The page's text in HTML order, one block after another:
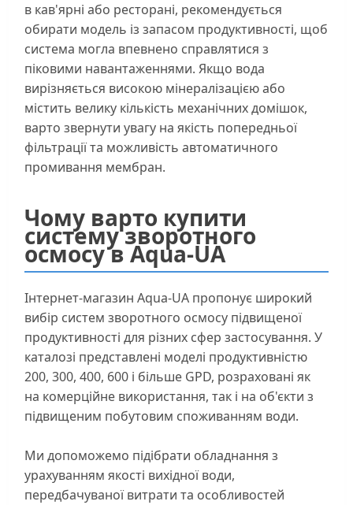
в кав'ярні або ресторані, рекомендується
обирати модель із запасом продуктивності, щоб
система могла впевнено справлятися з
піковими навантаженнями. Якщо вода
вирізняється високою мінералізацією або
містить велику кількість механічних домішок,
варто звернути увагу на якість попередньої
фільтрації та можливість автоматичного
промивання мембран.
Чому варто купити
систему зворотного
осмосу в Aqua-UA
Інтернет-магазин Aqua-UA пропонує широкий
вибір систем зворотного осмосу підвищеної
продуктивності для різних сфер застосування. У
каталозі представлені моделі продуктивністю
200, 300, 400, 600 і більше GPD, розраховані як
на комерційне використання, так і на об'єкти з
підвищеним побутовим споживанням води.
Ми допоможемо підібрати обладнання з
урахуванням якості вихідної води,
передбачуваної витрати та особливостей